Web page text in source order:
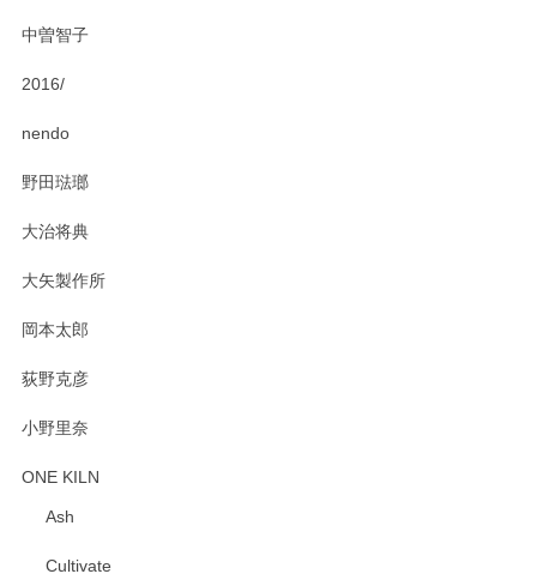
中曽智子
2016/
nendo
野田琺瑯
大治将典
大矢製作所
岡本太郎
荻野克彦
小野里奈
ONE KILN
Ash
Cultivate